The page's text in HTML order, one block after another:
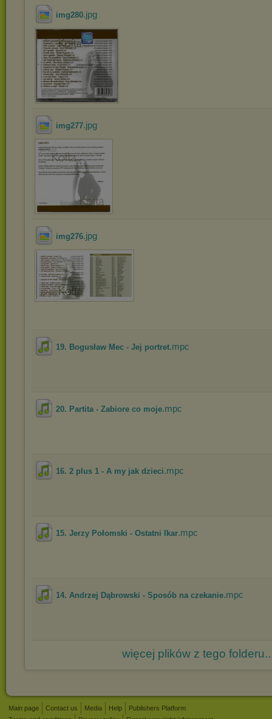
img280.jpg
img277.jpg
img276.jpg
19. Bogusław Mec - Jej portret.mpc
20. Partita - Zabiore co moje.mpc
16. 2 plus 1 - A my jak dzieci.mpc
15. Jerzy Połomski - Ostatni Ikar.mpc
14. Andrzej Dąbrowski - Sposób na czekanie.mpc
więcej plików z tego
Main page Contact us Media Help
Publishers Platform